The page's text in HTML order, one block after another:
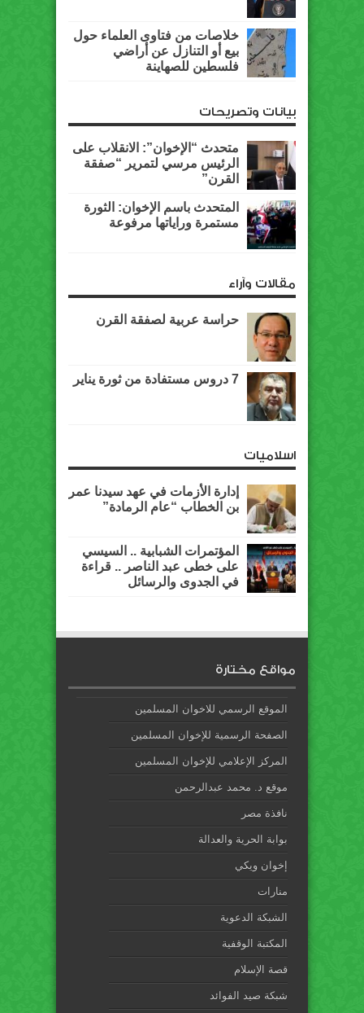
خلاصات من فتاوى العلماء حول
بيع أو التنازل عن أراضي
فلسطين للصهاينة
بيانات وتصريحات
متحدث “الإخوان”: الانقلاب على
الرئيس مرسي لتمرير “صفقة
القرن”
المتحدث باسم الإخوان: الثورة
مستمرة وراياتها مرفوعة
مقالات وآراء
حراسة عربية لصفقة القرن
7 دروس مستفادة من ثورة يناير
اسلاميات
إدارة الأزمات في عهد سيدنا عمر
بن الخطاب “عام الرمادة”
المؤتمرات الشبابية .. السيسي
على خطى عبد الناصر .. قراءة
في الجدوى والرسائل
مواقع مختارة
الموقع الرسمي للاخوان المسلمين
الصفحة الرسمية للإخوان المسلمين
المركز الإعلامي للإخوان المسلمين
موقع د. محمد عبدالرحمن
نافذة مصر
بوابة الحرية والعدالة
إخوان ويكي
منارات
الشبكة الدعوية
المكتبة الوقفية
قصة الإسلام
شبكة صيد الفوائد